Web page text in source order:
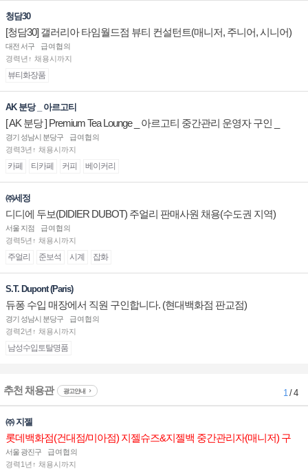
청담30
[청담30] 갤러리아 타임월드점 뷰티 컨설턴트(매니저, 주니어, 시니어)
채용
대전 서구
급여협의
경력년↑ 채용시까지
뷰티화장품
AK 분당 _ 아르고티
[ AK 분당 ] Premium Tea Lounge _ 아르고티 중간관리 운영자 구인 _
경기 성남시 분당구
급여협의
경력3년↑ 채용시까지
카페 티카페 커피 베이커리
㈜세정
디디에 두보(DIDIER DUBOT) 주얼리 판매사원 채용(수도권 지역)
서울 지점
급여협의
경력5년↑ 채용시까지
주얼리 준보석 시계 잡화
S.T. Dupont (Paris)
듀퐁 수입 매장에서 직원 구인합니다. (현대백화점 판교점)
경기 성남시 분당구
급여협의
경력2년↑ 채용시까지
남성수입토탈명품
추천 채용관 광고안내 1/ 4
㈜ 지젤
롯데백화점(건대점/미아점) 지젤슈즈&지젤백 중간관리자(매니저) 구
인합니다
서울 광진구
급여협의
경력1년↑ 채용시까지